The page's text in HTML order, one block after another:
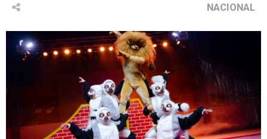
NACIONAL